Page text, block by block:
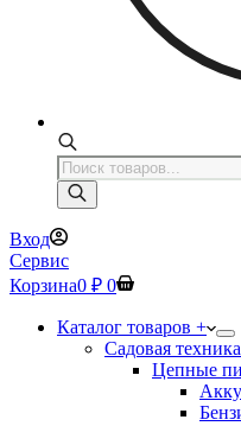
Поиск
товаров
Вход
Сервис
Корзина0 ₽ 0
Каталог товаров +
Садовая
Цепные